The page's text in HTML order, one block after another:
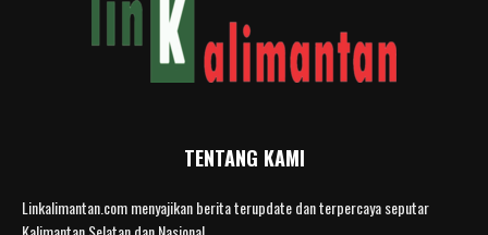
TENTANG KAMI
Linkalimantan.com menyajikan berita terupdate dan terpercaya seputar